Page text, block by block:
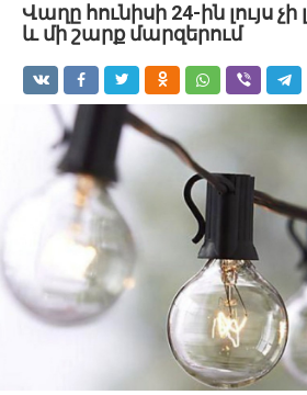
Վաղը հունիսի 24-ին լույս
և մի շարք մարզերում